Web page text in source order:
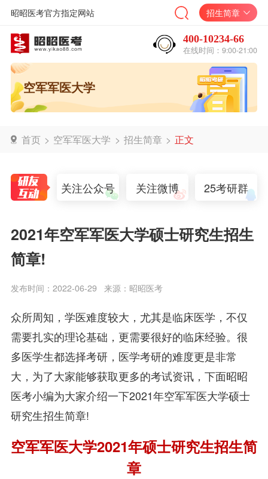
昭昭医考官方指定网站 招生简章
400-10234-66
在线时间：9:00-21:00
空军军医大学
首页 > 空军军医大学 > 招生简章 > 正文
关注公众号 关注微博 25考研群
2021年空军军医大学硕士研究生招生
简章!
发布时间：2022-06-29 来源：昭昭医考
众所周知，学医难度较大，尤其是临床医学，不仅
需要扎实的理论基础，更需要很好的临床经验。很
多医学生都选择考研，医学考研的难度更是非常
大，为了大家能够获取更多的考试资讯，下面昭昭
医考小编为大家介绍一下2021年空军军医大学硕士
研究生招生简章!
空军军医大学2021年硕士研究生招生简
章